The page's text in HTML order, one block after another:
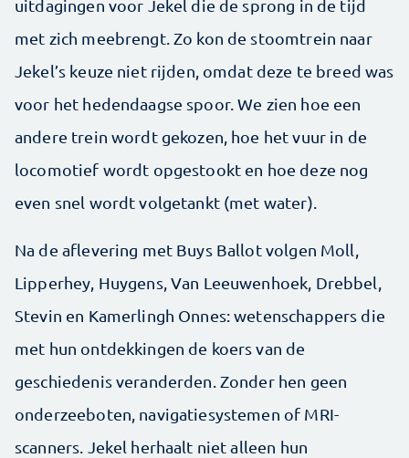
uitdagingen voor Jekel die de sprong in de tijd
met zich meebrengt. Zo kon de stoomtrein naar
Jekel’s keuze niet rijden, omdat deze te breed was
voor het hedendaagse spoor. We zien hoe een
andere trein wordt gekozen, hoe het vuur in de
locomotief wordt opgestookt en hoe deze nog
even snel wordt volgetankt (met water).
Na de aflevering met Buys Ballot volgen Moll,
Lipperhey, Huygens, Van Leeuwenhoek, Drebbel,
Stevin en Kamerlingh Onnes: wetenschappers die
met hun ontdekkingen de koers van de
geschiedenis veranderden. Zonder hen geen
onderzeeboten, navigatiesystemen of MRI-
scanners. Jekel herhaalt niet alleen hun